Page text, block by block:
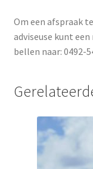
Om een afspraak
adviseuse kunt
bellen naar: 0492-